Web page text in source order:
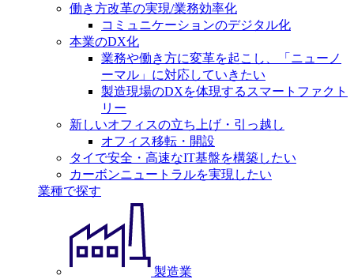
働き方改革の実現/業務効率化
コミュニケーションのデジタル化
本業のDX化
業務や働き方に変革を起こし、「ニューノ
ーマル」に対応していきたい
製造現場のDXを体現するスマートファクト
リー
新しいオフィスの立ち上げ・引っ越し
オフィス移転・開設
タイで安全・高速なIT基盤を構築したい
カーボンニュートラルを実現したい
業種で探す
製造業